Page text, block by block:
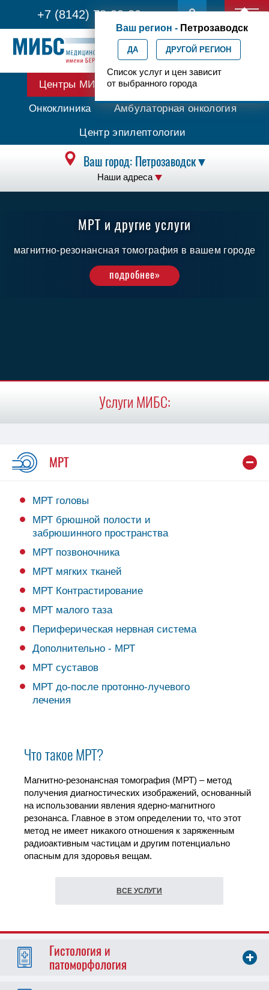
+7 (8142) 78-30-30
Ваш регион - Петрозаводск
ДА ДРУГОЙ РЕГИОН
Список услуг и цен зависит
от выбранного города
Центры МИБС Протонная терапия
Онкоклиника Амбулаторная онкология
Центр эпилептологии
Ваш город: Петрозаводск▼
Наши адреса
МРТ и другие услуги
магнитно-резонансная томография в вашем городе
подробнее»
Услуги МИБС:
МРТ
МРТ головы
МРТ брюшной полости и
забрюшинного пространства
МРТ позвоночника
МРТ мягких тканей
МРТ Контрастирование
МРТ малого таза
Периферическая нервная система
Дополнительно - МРТ
МРТ суставов
МРТ до-после протонно-лучевого
лечения
Что такое МРТ?
Магнитно-резонансная томография (МРТ) – метод
получения диагностических изображений, основанный
на использовании явления ядерно-магнитного
резонанса. Главное в этом определении то, что этот
метод не имеет никакого отношения к заряженным
радиоактивным частицам и другим потенциально
опасным для здоровья вещам.
ВСЕ УСЛУГИ
Гистология и
патоморфология
АРХИВ НОВОСТЕЙ